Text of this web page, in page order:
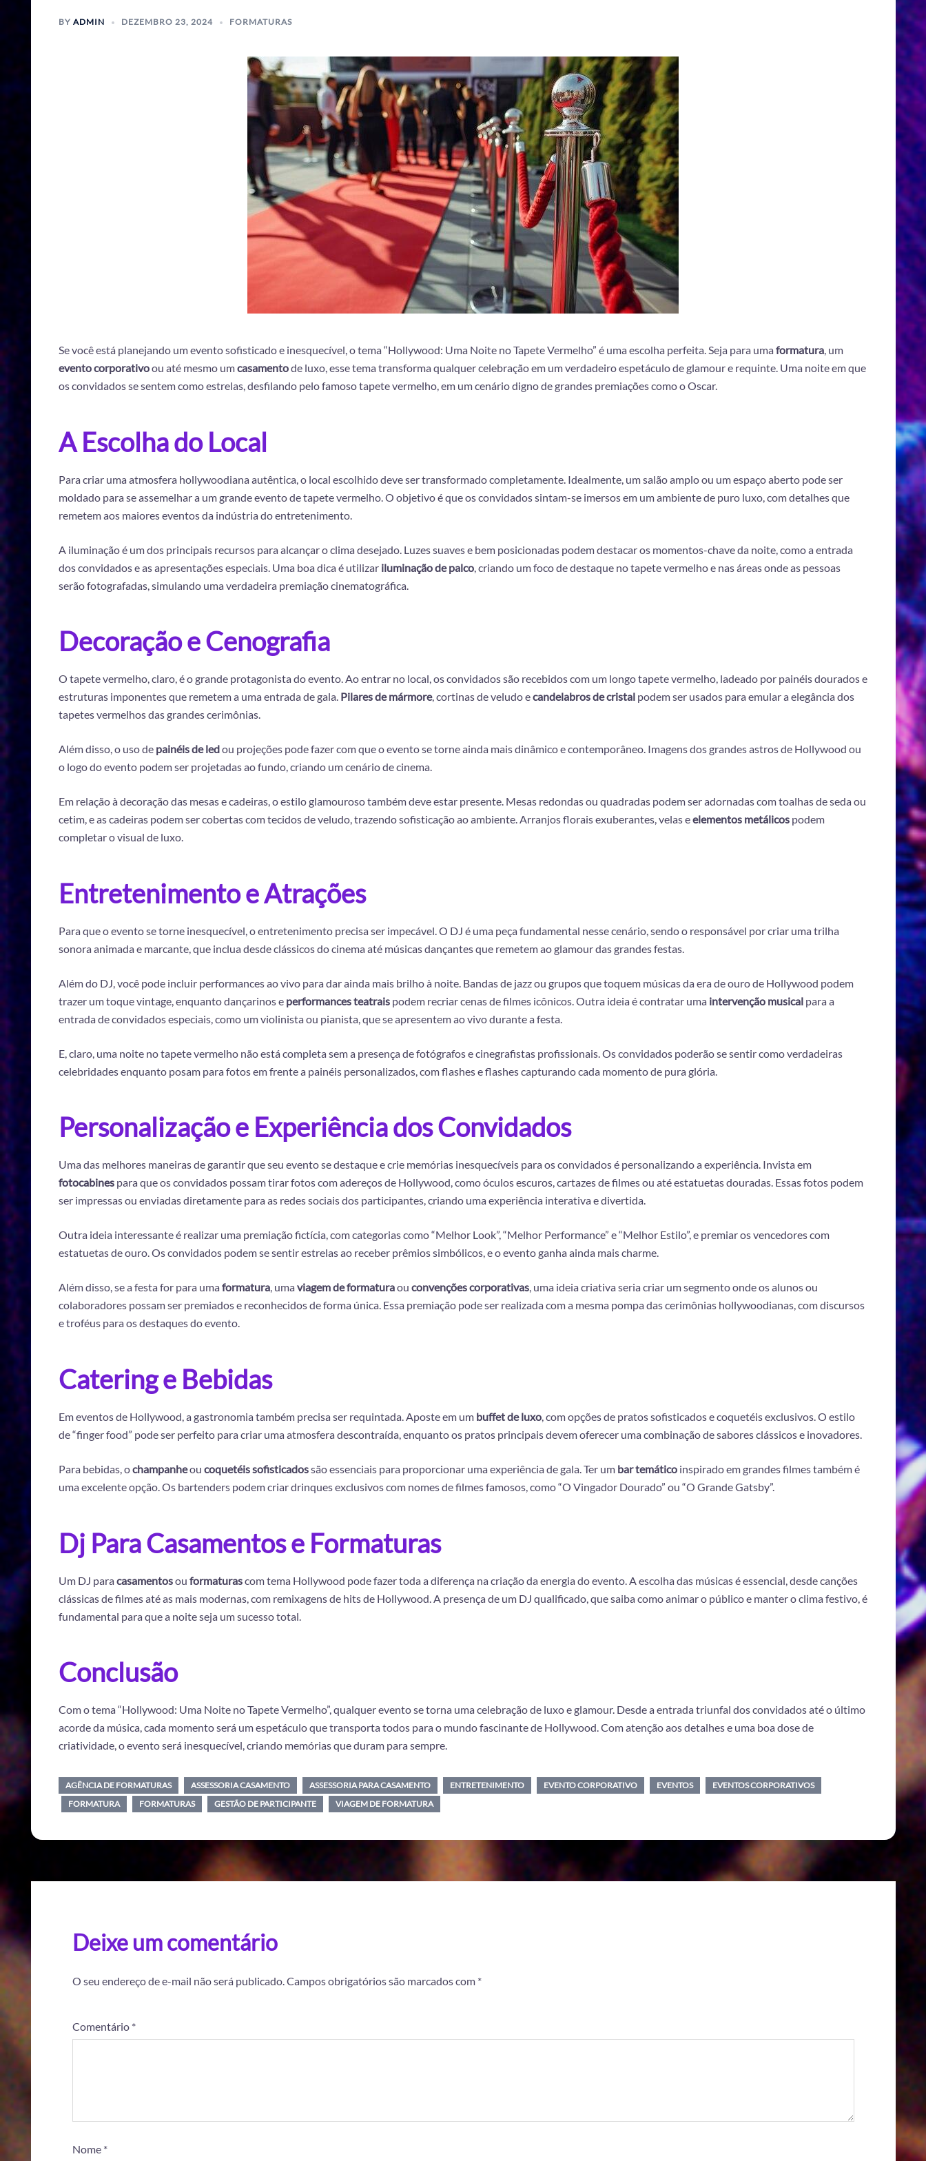
BY ADMIN DEZEMBRO 23, 2024 FORMATURAS
Se você está planejando um evento sofisticado e inesquecível, o tema “Hollywood: Uma Noite no Tapete Vermelho” é uma escolha perfeita. Seja para umaformatura, um
evento corporativoou até mesmo umcasamentode luxo, esse tema transforma qualquer celebração em um verdadeiro espetáculo de glamour e requinte. Uma noite em que
os convidados se sentem como estrelas, desfilando pelo famoso tapete vermelho, em um cenário digno de grandes premiações como o Oscar.
A Escolha do Local
Para criar uma atmosfera hollywoodiana autêntica, o local escolhido deve ser transformado completamente. Idealmente, um salão amplo ou um espaço aberto pode ser
moldado para se assemelhar a um grande evento de tapete vermelho. O objetivo é que os convidados sintam-se imersos em um ambiente de puro luxo, com detalhes que
remetem aos maiores eventos da indústria do entretenimento.
A iluminação é um dos principais recursos para alcançar o clima desejado. Luzes suaves e bem posicionadas podem destacar os momentos-chave da noite, como a entrada
dos convidados e as apresentações especiais. Uma boa dica é utilizar iluminação de palco, criando um foco de destaque no tapete vermelho e nas áreas onde as pessoas
serão fotografadas, simulando uma verdadeira premiação cinematográfica.
Decoração e Cenografia
O tapete vermelho, claro, é o grande protagonista do evento. Ao entrar no local, os convidados são recebidos com um longo tapete vermelho, ladeado por painéis dourados e
estruturas imponentes que remetem a uma entrada de gala. Pilares de mármore, cortinas de veludo ecandelabros de cristalpodem ser usados para emular a elegância dos
tapetes vermelhos das grandes cerimônias.
Além disso, o uso de painéis de ledou projeções pode fazer com que o evento se torne ainda mais dinâmico e contemporâneo. Imagens dos grandes astros de Hollywood ou
o logo do evento podem ser projetadas ao fundo, criando um cenário de cinema.
Em relação à decoração das mesas e cadeiras, o estilo glamouroso também deve estar presente. Mesas redondas ou quadradas podem ser adornadas com toalhas de seda ou
cetim, e as cadeiras podem ser cobertas com tecidos de veludo, trazendo sofisticação ao ambiente. Arranjos florais exuberantes, velas eelementos metálicospodem
completar o visual de luxo.
Entretenimento e Atrações
Para que o evento se torne inesquecível, o entretenimento precisa ser impecável. O DJ é uma peça fundamental nesse cenário, sendo o responsável por criar uma trilha
sonora animada e marcante, que inclua desde clássicos do cinema até músicas dançantes que remetem ao glamour das grandes festas.
Além do DJ, você pode incluir performances ao vivo para dar ainda mais brilho à noite. Bandas de jazz ou grupos que toquem músicas da era de ouro de Hollywood podem
trazer um toque vintage, enquanto dançarinos e performances teatraispodem recriar cenas de filmes icônicos. Outra ideia é contratar uma intervenção musicalpara a
entrada de convidados especiais, como um violinista ou pianista, que se apresentem ao vivo durante a festa.
E, claro, uma noite no tapete vermelho não está completa sem a presença de fotógrafos e cinegrafistas profissionais. Os convidados poderão se sentir como verdadeiras
celebridades enquanto posam para fotos em frente a painéis personalizados, com flashes e flashes capturando cada momento de pura glória.
Personalização e Experiência dos Convidados
Uma das melhores maneiras de garantir que seu evento se destaque e crie memórias inesquecíveis para os convidados é personalizando a experiência. Invista em
fotocabinespara que os convidados possam tirar fotos com adereços de Hollywood, como óculos escuros, cartazes de filmes ou até estatuetas douradas. Essas fotos podem
ser impressas ou enviadas diretamente para as redes sociais dos participantes, criando uma experiência interativa e divertida.
Outra ideia interessante é realizar uma premiação fictícia, com categorias como “Melhor Look”, “Melhor Performance” e “Melhor Estilo”, e premiar os vencedores com
estatuetas de ouro. Os convidados podem se sentir estrelas ao receber prêmios simbólicos, e o evento ganha ainda mais charme.
Além disso, se a festa for para umaformatura, umaviagem de formaturaou convenções corporativas, uma ideia criativa seria criar um segmento onde os alunos ou
colaboradores possam ser premiados e reconhecidos de forma única. Essa premiação pode ser realizada com a mesma pompa das cerimônias hollywoodianas, com discursos
e troféus para os destaques do evento.
Catering e Bebidas
Em eventos de Hollywood, a gastronomia também precisa ser requintada. Aposte em um buffet de luxo, com opções de pratos sofisticados e coquetéis exclusivos. O estilo
de “finger food” pode ser perfeito para criar uma atmosfera descontraída, enquanto os pratos principais devem oferecer uma combinação de sabores clássicos e inovadores.
Para bebidas, ochampanheou coquetéis sofisticadossão essenciais para proporcionar uma experiência de gala. Ter um bar temáticoinspirado em grandes filmes também é
uma excelente opção. Os bartenders podem criar drinques exclusivos com nomes de filmes famosos, como “O Vingador Dourado” ou “O Grande Gatsby”.
Dj Para Casamentos e Formaturas
Um DJ paracasamentosou formaturascom tema Hollywood pode fazer toda a diferença na criação da energia do evento. A escolha das músicas é essencial, desde canções
clássicas de filmes até as mais modernas, com remixagens de hits de Hollywood. A presença de um DJ qualificado, que saiba como animar o público e manter o clima festivo, é
fundamental para que a noite seja um sucesso total.
Conclusão
Com o tema “Hollywood: Uma Noite no Tapete Vermelho”, qualquer evento se torna uma celebração de luxo e glamour. Desde a entrada triunfal dos convidados até o último
acorde da música, cada momento será um espetáculo que transporta todos para o mundo fascinante de Hollywood. Com atenção aos detalhes e uma boa dose de
criatividade, o evento será inesquecível, criando memórias que duram para sempre.
AGÊNCIA DE FORMATURAS ASSESSORIA CASAMENTO ASSESSORIA PARA CASAMENTO ENTRETENIMENTO EVENTO CORPORATIVO EVENTOS
EVENTOS CORPORATIVOS
FORMATURA
FORMATURAS GESTÃO DE PARTICIPANTE VIAGEM DE FORMATURA
Deixe um comentário
O seu endereço de e-mail não será publicado.Campos obrigatórios são marcados com *
Comentário *
Nome *